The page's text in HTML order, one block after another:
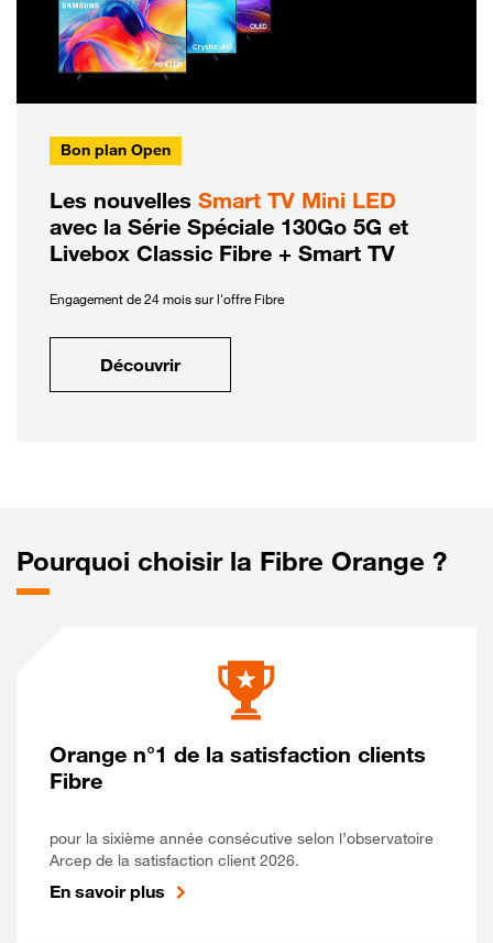
Bon plan Open
Les nouvelles Smart TV Mini LED
avec la Série Spéciale 130Go 5G et
Livebox Classic Fibre + Smart TV
Engagement de 24 mois sur l'offre Fibre
Découvrir
Pourquoi choisir la Fibre Orange ?
Orange n°1 de la satisfaction clients
Fibre
pour la sixième année consécutive selon l’observatoire
Arcep de la satisfaction client 2026.
En savoir plus